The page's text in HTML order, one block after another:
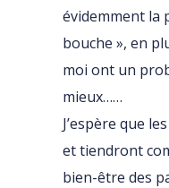
évidemment la
bouche », en
moi ont un
mieux……
J’espère que
et tiendront
bien-être des